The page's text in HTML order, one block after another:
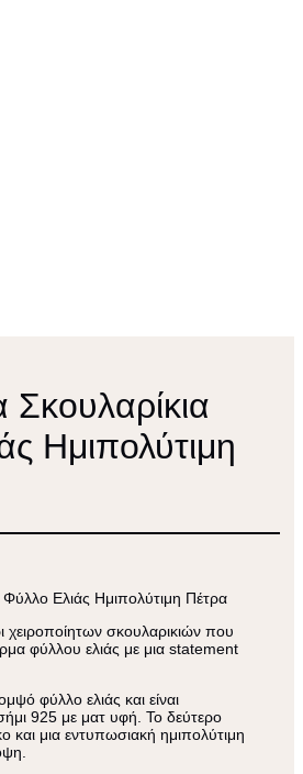
Ημιπολύτιμη
Ελιάς Ημιπολύτιμη Πέτρα
σκουλαρικιών που
φύλλου ελιάς με μια statement
φύλλο ελιάς και είναι
925 με ματ υφή. Το δεύτερο
και μια εντυπωσιακή ημιπολύτιμη